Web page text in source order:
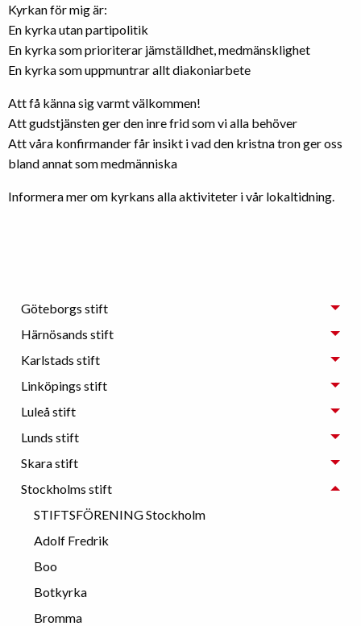
Kyrkan för mig är:
En kyrka utan partipolitik
En kyrka som prioriterar jämställdhet, medmänsklighet
En kyrka som uppmuntrar allt diakoniarbete
Att få känna sig varmt välkommen!
Att gudstjänsten ger den inre frid som vi alla behöver
Att våra konfirmander får insikt i vad den kristna tron ger oss
bland annat som medmänniska
Informera mer om kyrkans alla aktiviteter i vår lokaltidning.
Göteborgs stift
Härnösands stift
Karlstads stift
Linköpings stift
Luleå stift
Lunds stift
Skara stift
Stockholms stift
STIFTSFÖRENING Stockholm
Adolf Fredrik
Boo
Botkyrka
Bromma